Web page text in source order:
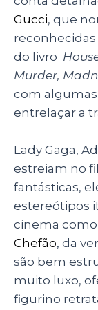
A
p
p
Gucci, que
reconhecidas
do livro
Murder,
com
entrelaçar a
Lady Gaga,
estreiam no
fantásticas,
estereótipos
cinema
Chefão, da
são bem
muito luxo,
figurino